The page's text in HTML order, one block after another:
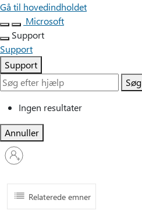
Gå til hovedindholdet
Microsoft
Support
Support
Support
Søg
Ingen resultater
Annuller
Log
på
konto
Relaterede emner